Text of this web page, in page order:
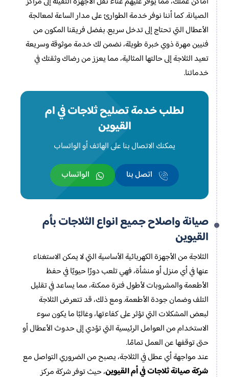
الصيانة. كما أننا نوفر خدمة الطوارئ على مدار الساعة لمعالجة
الأعطال التي تحتاج إلى تدخل سريع. بفضل فريقنا المكون من
فنيين مهرة ذوي خبرة طويلة، نضمن لك خدمة موثوقة وسريعة
تعيد الثلاجة إلى حالتها المثالية، مما يعزز من رضاك وثقتك في
خدماتنا.
لطلب خدمة تصليح ثلاجات في ام
القيوين
يمكنك الاتصال بنا على الهاتف أو الواتساب
اتصل بنا الواتساب
صيانة واصلاح جميع انواع الثلاجات بأم
القيوين
الثلاجة من الأجهزة الكهربائية الأساسية التي لا يمكن الاستغناء
عنها في أي منزل أو منشأة، فهي تلعب دورًا حيويًا في حفظ
الأطعمة والمشروبات لأطول فترة ممكنة، مما يساعد في تقليل
التلف وضمان جودة الأطعمة. ومع ذلك، قد تتعرض الثلاجة
لبعض المشكلات التي تؤثر على كفاءتها، وغالبًا ما يكون سوء
الاستخدام من العوامل الرئيسية التي تؤدي إلى حدوث الأعطال أو
حتى توقفها عن العمل تمامًا.
عند مواجهة أي عطل في الثلاجة، يصبح من الضروري التواصل مع
شركة صيانة ثلاجات في أم القيوين، حيث توفر شركة مركز